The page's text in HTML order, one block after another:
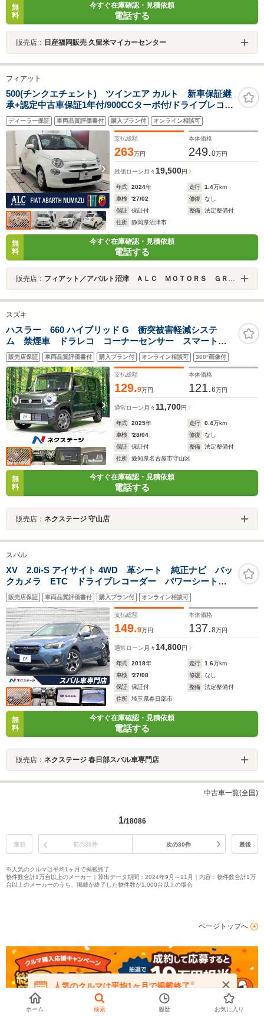
無
料
今すぐ在庫確認・見積依頼
電話する
販売店： 日産福岡販売 久留米マイカーセンター
フィアット
500(チンクエチェント) ツインエア カルト 新車保証継
承+認定中古車保証1年付/900CCターボ付/ドライブレコー
ダー/ETC/禁煙車/1オーナー
ディーラー保証 車両品質評価書付 購入プラン付 オンライン相談可
支払総額
263万円
本体価格
249.0万円
残価ローン 月々 19,500円
年式 2024年 走行 1.4万km
車検
'27/02 修復
なし
保証
保証付 整備
法定整備付
住所
静岡県沼津市
無
料
今すぐ在庫確認・見積依頼
電話する
販売店： フィアット／アバルト沼津 ＡＬＣ ＭＯＴＯＲＳ ＧＲＯＵＰ
スズキ
ハスラー 660 ハイブリッド G 衝突被害軽減システ
ム 禁煙車 ドラレコ コーナーセンサー スマートキ
ー LEDヘッド ETC 車線逸脱警報 オートライト
オートエアコン Bluetooth CD DVD再生 電動格納
ミラー
販売店保証 車両品質評価書付 購入プラン付 オンライン相談可 360°画像付
支払総額
129.9万円
本体価格
121.6万円
通常ローン 月々 11,700円
年式 2025年 走行 0.4万km
車検
'28/04 修復
なし
保証
保証付 整備
法定整備付
住所
愛知県名古屋市守山区
無
料
今すぐ在庫確認・見積依頼
電話する
販売店： ネクステージ 守山店
スバル
XV 2.0i-S アイサイト 4WD 革シート 純正ナビ バッ
クカメラ ETC ドライブレコーダー パワーシート
シートヒーター 純正18インチアルミホイール LEDヘ
ッドライト キーレスアクセス プッシュスタート 禁
煙車
販売店保証 車両品質評価書付 購入プラン付 オンライン相談可
支払総額
149.9万円
本体価格
137.8万円
通常ローン 月々14,800円
年式 2018年 走行 1.6万km
車検
'27/08 修復
なし
保証
保証付 整備
法定整備付
住所
埼玉県春日部市
無
料
今すぐ在庫確認・見積依頼
電話する
販売店： ネクステージ 春日部スバル車専門店
中古車一覧(全国)
1/18086
最初 前の30件 次の30件 最後
※人気のクルマは平均1ヶ月で掲載終了
物件数合計1万台以上のメーカー｜算出データ期間：2024年9月～11月｜内容：物件数合計1万
台以上のメーカーのうち、掲載が終了した物件数が1,000台以上の場合
ページトップへ
人気のクルマは平均1ヶ月で掲載終了※
在庫が無くなる前にお問い合わせください
ホーム 検索 履歴 お気に入り